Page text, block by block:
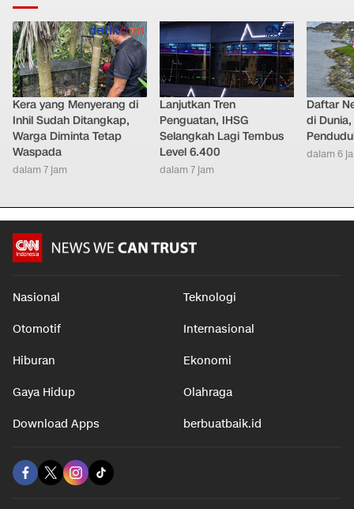
Kera yang Menyerang di
Inhil Sudah Ditangkap,
Warga Diminta Tetap
Waspada
dalam 7 jam
Lanjutkan Tren
Penguatan, IHSG
Selangkah Lagi Tembus
Level 6.400
dalam 7 jam
Daftar
di
dalam 6
Nasional Teknologi
Otomotif Internasional
Hiburan Ekonomi
Gaya Hidup Olahraga
Download Apps berbuatbaik.id